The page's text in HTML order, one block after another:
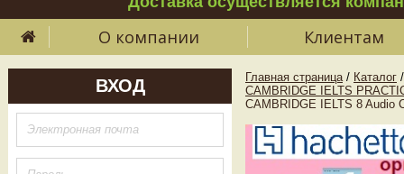
О компании Клиентам
ВХОД Главная страница / Каталог /
CAMBRIDGE IELTS
CAMBRIDGE IELTS 8 Audio